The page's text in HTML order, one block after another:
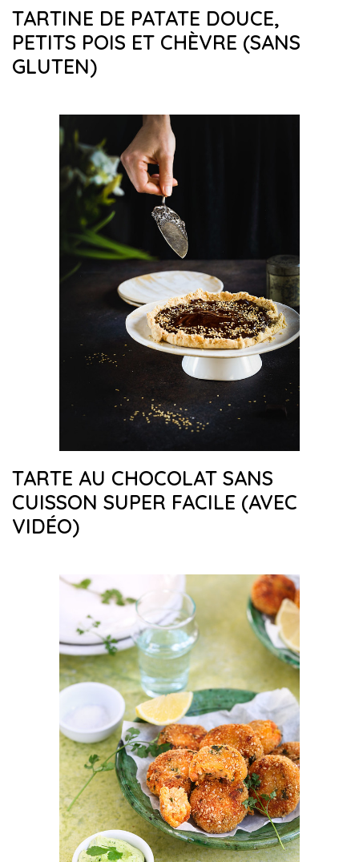
TARTINE DE PATATE DOUCE,
PETITS POIS ET CHÈVRE (SANS
GLUTEN)
TARTE AU CHOCOLAT SANS
CUISSON SUPER FACILE (AVEC
VIDÉO)